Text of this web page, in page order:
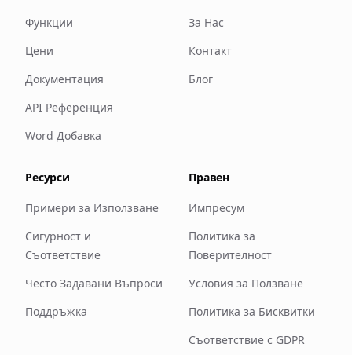
Функции
Цени
Документация
API Референция
Word Добавка
За Нас
Контакт
Блог
Ресурси
Примери за Използване
Сигурност и
Съответствие
Често Задавани Въпроси
Поддръжка
Правен
Импресум
Политика за
Поверителност
Условия за Ползване
Политика за Бисквитки
Съответствие с GDPR